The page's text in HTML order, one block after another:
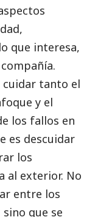
que interesa,
cuidar tanto el
y el
los fallos en
es descuidar
los
al exterior. No
entre los
que se